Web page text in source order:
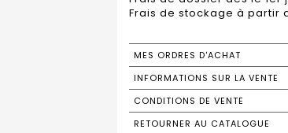
Frais de stockage à partir
MES ORDRES D'ACHAT
INFORMATIONS SUR LA VENTE
CONDITIONS DE VENTE
RETOURNER AU CATALOGUE